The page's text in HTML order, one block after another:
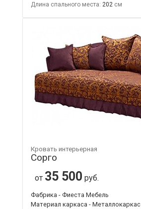
Длина спального места: 202
Кровать интерьерная
Сорго
от 35 500 руб.
Фабрика - Фиеста Мебель
Материал каркаса - Металлокаркас